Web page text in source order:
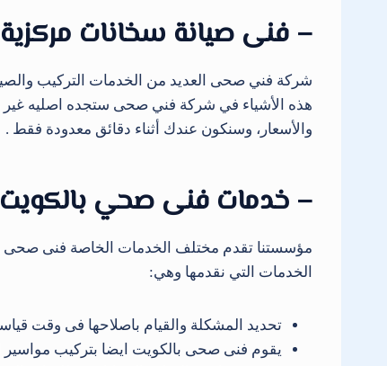
– فنى صيانة سخانات مركزية
هذه الأشياء في شركة فني صحى ستجده اصليه غير
والأسعار، وسنكون عندك أثناء دقائق معدودة فقط .
– خدمات فنى صحي بالكويت
مؤسستنا تقدم مختلف الخدمات الخاصة فنى صحى
الخدمات التي نقدمها وهي:
تحديد المشكلة والقيام باصلاحها فى وقت
يقوم فنى صحى بالكويت ايضا بتركيب